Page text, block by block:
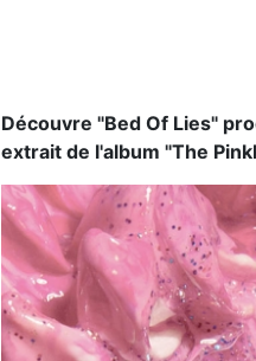
Découvre "Bed Of Lies"
extrait de l'album "The